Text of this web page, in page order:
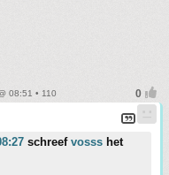
08:51 • 110
schreef vosss het